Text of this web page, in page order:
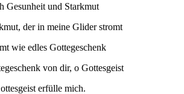
Gesunheit und Starkmut
der in meine Glider stromt
wie edles Gottegeschenk
von dir, o Gottesgeist
erfülle mich.